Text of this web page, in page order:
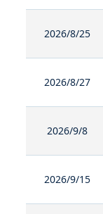
2026/8/25
2026/8/27
2026/9/8
2026/9/15